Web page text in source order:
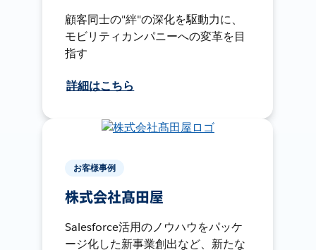
顧客同士の"絆"の深化を駆動力に、
モビリティカンパニーへの変革を目
指す
詳細はこちら
お客様事例
株式会社髙田屋
Salesforce活用のノウハウをパッケ
ージ化した新事業創出など、新たな